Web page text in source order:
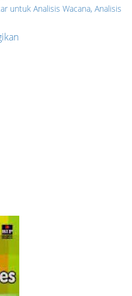
untuk Analisis Wacana, Analisis